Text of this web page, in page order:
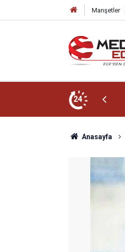
Manşetler
24
kayyım heyeti atandı
Anasayfa